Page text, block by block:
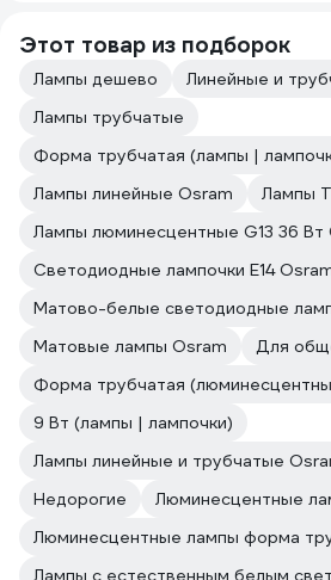
Этот товар из подборок
Лампы дешево
Линейные и
Лампы трубчатые
Форма трубчатая (лампы |
Лампы линейные Osram
Лампы
Лампы люминесцентные G13 36 Вт
Светодиодные лампочки E14
Матово-белые светодиодные
Матовые лампы Osram
Для
Форма трубчатая
9 Вт (лампы | лампочки)
Лампы линейные и трубчатые
Недорогие
Люминесцентные
Люминесцентные лампы форма